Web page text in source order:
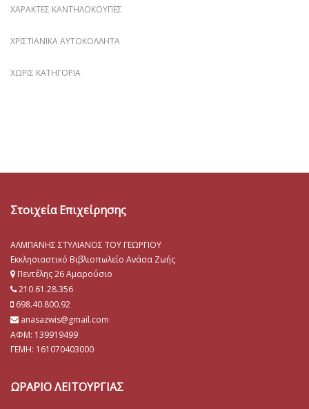
ΧΑΡΑΚΤΈΣ ΚΑΝΤΗΛΌΚΟΥΠΕΣ
ΧΡΙΣΤΙΑΝΙΚΆ ΑΥΤΟΚΌΛΛΗΤΑ
ΧΩΡΊΣ ΚΑΤΗΓΟΡΊΑ
Στοιχεία Επιχείρησης
ΑΛΜΠΑΝΗΣ ΣΤΥΛΙΑΝΟΣ ΤΟΥ ΓΕΩΡΓΙΟΥ
Εκκλησιαστικό Βιβλιοπωλείο Ανάσα Ζωής
Πεντέλης 26 Αμαρούσιο
210.61.28.356
698.40.800.92
anasazwis@gmail.com
ΑΦΜ: 139919499
ΓΕΜΗ: 161070403000
ΩΡΑΡΙΟ ΛΕΙΤΟΥΡΓΙΑΣ